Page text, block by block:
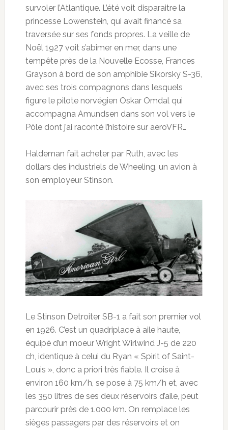
survoler l’Atlantique. L’été voit disparaitre la
princesse Lowenstein, qui avait financé sa
traversée sur ses fonds propres. La veille de
Noël 1927 voit s’abimer en mer, dans une
tempête près de la Nouvelle Ecosse, Frances
Grayson à bord de son amphibie Sikorsky S-36,
avec ses trois compagnons dans lesquels
figure le pilote norvégien Oskar Omdal qui
accompagna Amundsen dans son vol vers le
Pôle dont j’ai raconté l’histoire sur aeroVFR…
Haldeman fait acheter par Ruth, avec les
dollars des industriels de Wheeling, un avion à
son employeur Stinson.
Le Stinson Detroiter SB-1 a fait son premier vol
en 1926. C’est un quadriplace à aile haute,
équipé d’un moeur Wright Wirlwind J-5 de 220
ch, identique à celui du Ryan « Spirit of Saint-
Louis », donc a priori très fiable. Il croise à
environ 160 km/h, se pose à 75 km/h et, avec
les 350 litres de ses deux réservoirs d’aile, peut
parcourir près de 1.000 km. On remplace les
sièges passagers par des réservoirs et on